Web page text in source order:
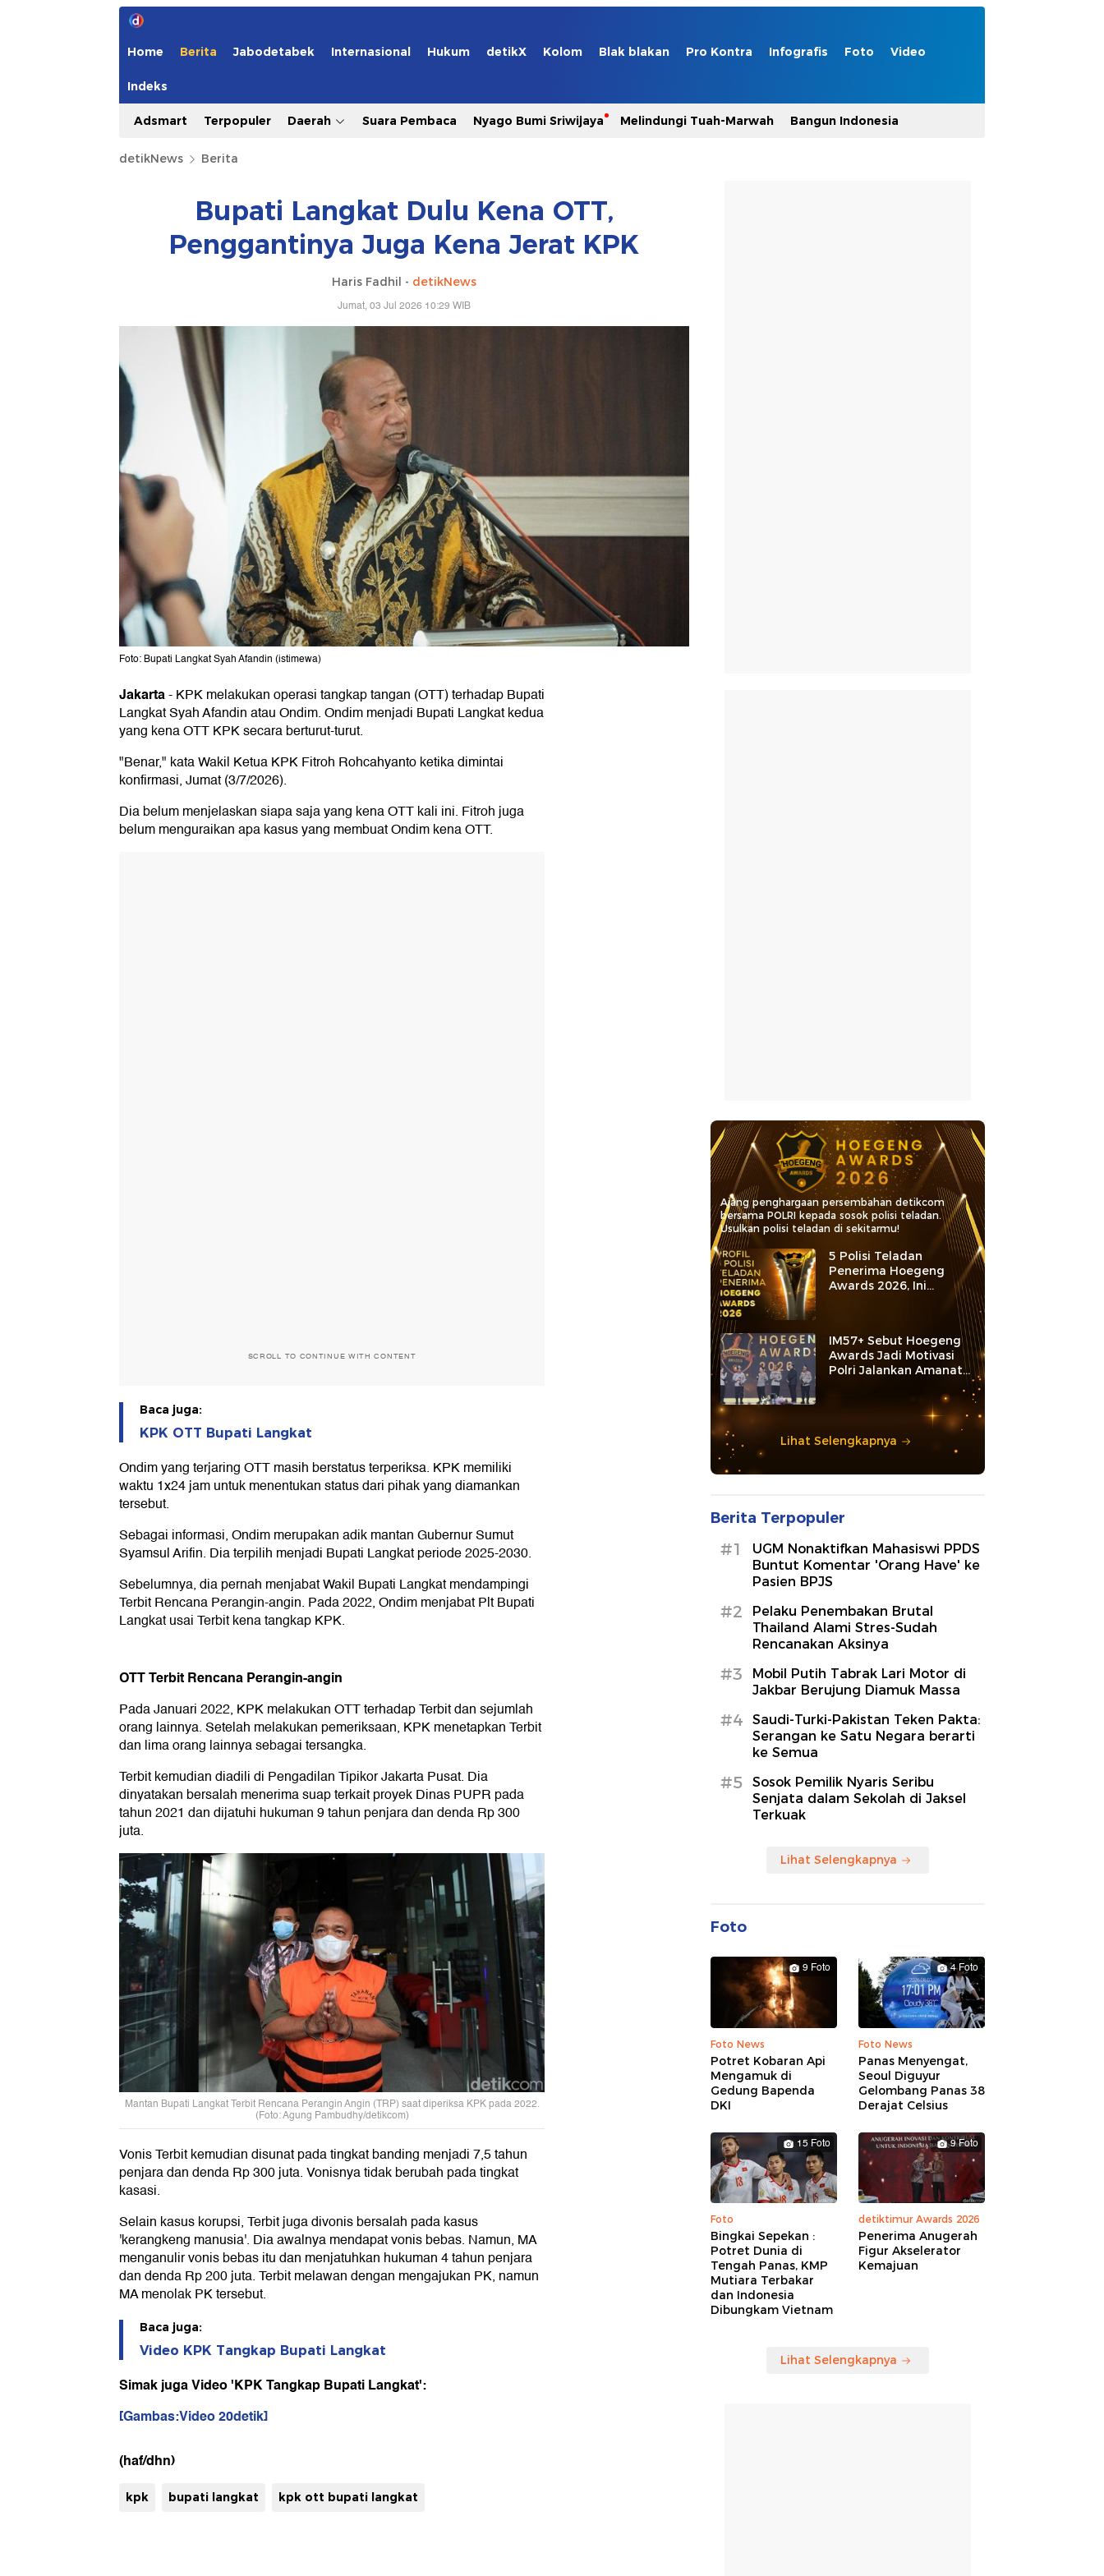
Home Berita Jabodetabek Internasional Hukum detikX Kolom Blak blakan Pro Kontra Infografis Foto Video
Indeks
Adsmart Terpopuler Daerah Suara Pembaca Nyago Bumi Sriwijaya Melindungi Tuah-Marwah Bangun Indonesia
detikNews Berita
Bupati Langkat Dulu Kena OTT,
Penggantinya Juga Kena Jerat KPK
Haris Fadhil - detikNews
Jumat, 03 Jul 2026 10:29 WIB
Foto: Bupati Langkat Syah Afandin (istimewa)
Jakarta-KPK melakukan operasi tangkap tangan (OTT) terhadap Bupati
Langkat Syah Afandin atau Ondim. Ondim menjadi Bupati Langkat kedua
yang kena OTT KPK secara berturut-turut.
"Benar," kata Wakil Ketua KPK Fitroh Rohcahyanto ketika dimintai
konfirmasi, Jumat (3/7/2026).
Dia belum menjelaskan siapa saja yang kena OTT kali ini. Fitroh juga
belum menguraikan apa kasus yang membuat Ondim kena OTT.
SCROLL TO CONTINUE WITH CONTENT
Baca juga:
KPK OTT Bupati Langkat
Ondim yang terjaring OTT masih berstatus terperiksa. KPK memiliki
waktu 1x24 jam untuk menentukan status dari pihak yang diamankan
tersebut.
Sebagai informasi, Ondim merupakan adik mantan Gubernur Sumut
Syamsul Arifin. Dia terpilih menjadi Bupati Langkat periode 2025-2030.
Sebelumnya, dia pernah menjabat Wakil Bupati Langkat mendampingi
Terbit Rencana Perangin-angin. Pada 2022, Ondim menjabat Plt Bupati
Langkat usai Terbit kena tangkap KPK.
OTT Terbit Rencana Perangin-angin
Pada Januari 2022, KPK melakukan OTT terhadap Terbit dan sejumlah
orang lainnya. Setelah melakukan pemeriksaan, KPK menetapkan Terbit
dan lima orang lainnya sebagai tersangka.
Terbit kemudian diadili di Pengadilan Tipikor Jakarta Pusat. Dia
dinyatakan bersalah menerima suap terkait proyek Dinas PUPR pada
tahun 2021 dan dijatuhi hukuman 9 tahun penjara dan denda Rp 300
juta.
Mantan Bupati Langkat Terbit Rencana Perangin Angin (TRP) saat diperiksa KPK pada 2022.
(Foto: Agung Pambudhy/detikcom)
Vonis Terbit kemudian disunat pada tingkat banding menjadi 7,5 tahun
penjara dan denda Rp 300 juta. Vonisnya tidak berubah pada tingkat
kasasi.
Selain kasus korupsi, Terbit juga divonis bersalah pada kasus
'kerangkeng manusia'. Dia awalnya mendapat vonis bebas. Namun, MA
menganulir vonis bebas itu dan menjatuhkan hukuman 4 tahun penjara
dan denda Rp 200 juta. Terbit melawan dengan mengajukan PK, namun
MA menolak PK tersebut.
Baca juga:
Video KPK Tangkap Bupati Langkat
Simak juga Video 'KPK Tangkap Bupati Langkat':
[Gambas:Video 20detik]
(haf/dhn)
kpk bupati langkat kpk ott bupati langkat
Ajang penghargaan persembahan detikcom
bersama POLRI kepada sosok polisi teladan.
Usulkan polisi teladan di sekitarmu!
5 Polisi Teladan
Penerima Hoegeng
Awards 2026, Ini
Kategori dan Kiprahnya
IM57+ Sebut Hoegeng
Awards Jadi Motivasi
Polri Jalankan Amanat
Lihat Selengkapnya
Berita Terpopuler
#1
UGM Nonaktifkan Mahasiswi PPDS
Buntut Komentar 'Orang Have' ke
Pasien BPJS
#2
Pelaku Penembakan Brutal
Thailand Alami Stres-Sudah
Rencanakan Aksinya
#3
Mobil Putih Tabrak Lari Motor di
Jakbar Berujung Diamuk Massa
#4
Saudi-Turki-Pakistan Teken Pakta:
Serangan ke Satu Negara berarti
ke Semua
#5
Sosok Pemilik Nyaris Seribu
Senjata dalam Sekolah di Jaksel
Terkuak
Lihat Selengkapnya
Foto
9 Foto
Foto News
Potret Kobaran Api
Mengamuk di
Gedung Bapenda
DKI
4 Foto
Foto News
Panas Menyengat,
Seoul Diguyur
Gelombang Panas 38
Derajat Celsius
15 Foto
Foto
Bingkai Sepekan :
Potret Dunia di
Tengah Panas, KMP
Mutiara Terbakar
dan Indonesia
Dibungkam Vietnam
9 Foto
detiktimur Awards 2026
Penerima Anugerah
Figur Akselerator
Kemajuan
Lihat Selengkapnya